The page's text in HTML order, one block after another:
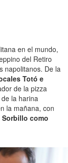
en el mundo,
del Retiro
napolitanos. De la
Totó e
de la pizza
la harina
la mañana, con
como